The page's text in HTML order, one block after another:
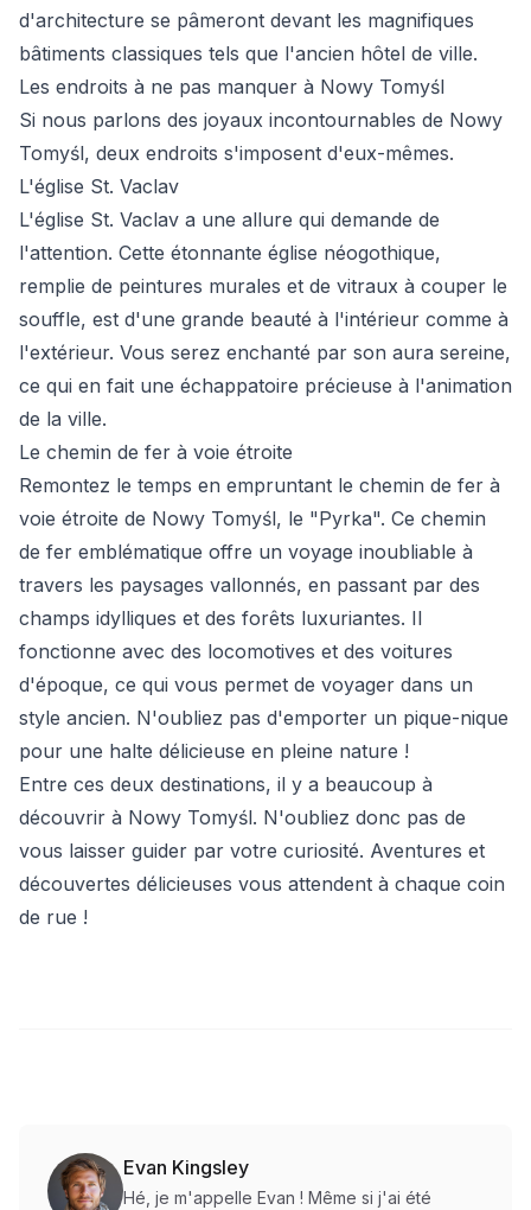
d'architecture se pâmeront devant les magnifiques
bâtiments classiques tels que l'ancien hôtel de ville.
Les endroits à ne pas manquer à Nowy Tomyśl
Si nous parlons des joyaux incontournables de Nowy
Tomyśl, deux endroits s'imposent d'eux-mêmes.
L'église St. Vaclav
L'église St. Vaclav a une allure qui demande de
l'attention. Cette étonnante église néogothique,
remplie de peintures murales et de vitraux à couper le
souffle, est d'une grande beauté à l'intérieur comme à
l'extérieur. Vous serez enchanté par son aura sereine,
ce qui en fait une échappatoire précieuse à l'animation
de la ville.
Le chemin de fer à voie étroite
Remontez le temps en empruntant le chemin de fer à
voie étroite de Nowy Tomyśl, le "Pyrka". Ce chemin
de fer emblématique offre un voyage inoubliable à
travers les paysages vallonnés, en passant par des
champs idylliques et des forêts luxuriantes. Il
fonctionne avec des locomotives et des voitures
d'époque, ce qui vous permet de voyager dans un
style ancien. N'oubliez pas d'emporter un pique-nique
pour une halte délicieuse en pleine nature !
Entre ces deux destinations, il y a beaucoup à
découvrir à Nowy Tomyśl. N'oubliez donc pas de
vous laisser guider par votre curiosité. Aventures et
découvertes délicieuses vous attendent à chaque coin
de rue !
Evan Kingsley
Hé, je m'appelle Evan ! Même si j'ai été